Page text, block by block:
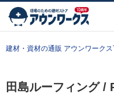
建材・資材の通販 アウンワークス
田島ルーフィング /